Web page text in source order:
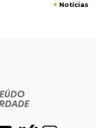
de até R$ 8,2 mil;
de carro e
+ Notícias